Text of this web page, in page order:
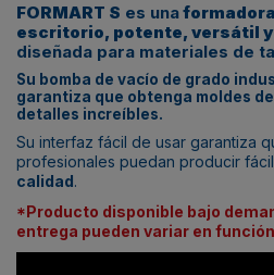
FORMART S es una
escritorio, potente, versátil
diseñada para materiales de
Su bomba de vacío de grado
garantiza que obtenga moldes
detalles increíbles.
Su interfaz fácil de usar garantiza
profesionales puedan producir
calidad.
*Producto disponible bajo
entrega pueden variar en